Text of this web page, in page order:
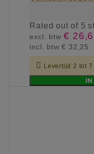
Ratedout of 5
excl. btw€
incl. btw€ 32,25
 Levertijd 2 tot
IN